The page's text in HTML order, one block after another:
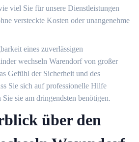
viel Sie für unsere Dienstleistungen
versteckte Kosten oder unangenehme
eines zuverlässigen
wechseln Warendorf von großer
Gefühl der Sicherheit und des
Sie sich auf professionelle Hilfe
sie am dringendsten benötigen.​
über den